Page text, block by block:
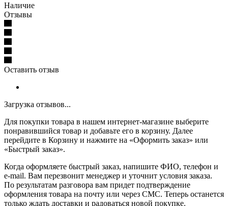
Наличие
Отзывы
Оставить отзыв
Загрузка отзывов...
Для покупки товара в нашем интернет-магазине выберите
понравившийся товар и добавьте его в корзину. Далее
перейдите в Корзину и нажмите на «Оформить заказ» или
«Быстрый заказ».
Когда оформляете быстрый заказ, напишите ФИО, телефон и
e-mail. Вам перезвонит менеджер и уточнит условия заказа.
По результатам разговора вам придет подтверждение
оформления товара на почту или через СМС. Теперь останется
только ждать доставки и радоваться новой покупке.